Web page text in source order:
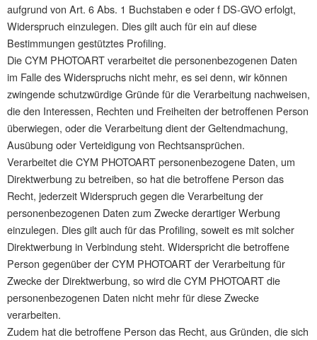
aufgrund von Art. 6 Abs. 1 Buchstaben e oder f DS-GVO erfolgt,
Widerspruch einzulegen. Dies gilt auch für ein auf diese
Bestimmungen gestütztes Profiling.
Die CYM PHOTOART verarbeitet die personenbezogenen Daten
im Falle des Widerspruchs nicht mehr, es sei denn, wir können
zwingende schutzwürdige Gründe für die Verarbeitung nachweisen,
die den Interessen, Rechten und Freiheiten der betroffenen Person
überwiegen, oder die Verarbeitung dient der Geltendmachung,
Ausübung oder Verteidigung von Rechtsansprüchen.
Verarbeitet die CYM PHOTOART personenbezogene Daten, um
Direktwerbung zu betreiben, so hat die betroffene Person das
Recht, jederzeit Widerspruch gegen die Verarbeitung der
personenbezogenen Daten zum Zwecke derartiger Werbung
einzulegen. Dies gilt auch für das Profiling, soweit es mit solcher
Direktwerbung in Verbindung steht. Widerspricht die betroffene
Person gegenüber der CYM PHOTOART der Verarbeitung für
Zwecke der Direktwerbung, so wird die CYM PHOTOART die
personenbezogenen Daten nicht mehr für diese Zwecke
verarbeiten.
Zudem hat die betroffene Person das Recht, aus Gründen, die sich